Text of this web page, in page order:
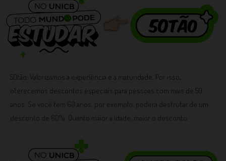
50tão: Valorizamos a experiência e a maturidade. Por isso,
oferecemos descontos especiais para pessoas com mais de 50
anos. Se você tem 60 anos, por exemplo, poderá desfrutar de um
desconto de 60%. Quanto maior a idade, maior o desconto.